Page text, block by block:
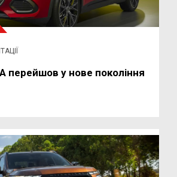
перейшов у нове покоління